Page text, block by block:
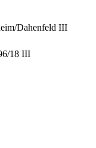
Dahenfeld III
18 III